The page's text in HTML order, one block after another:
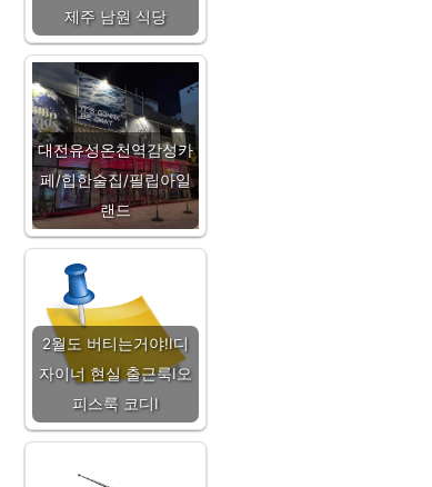
제주 남원 식당
대전유성온천역감성카
페/힙한술집/필립아일
랜드
2월도 버티는거야!Ⅰ디
자이너 현실 출근룩Ⅰ오
피스룩 코디Ⅰ